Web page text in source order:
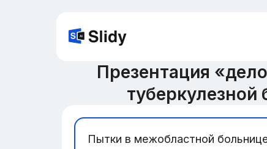
Презентация
Пытки в межобластной